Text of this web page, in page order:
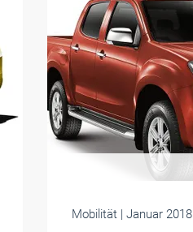
Mobilität | Januar 2018